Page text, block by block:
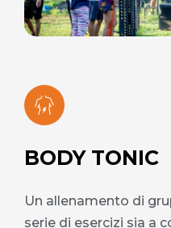
BODY TONIC
Un allenamento di
serie di esercizi sia a